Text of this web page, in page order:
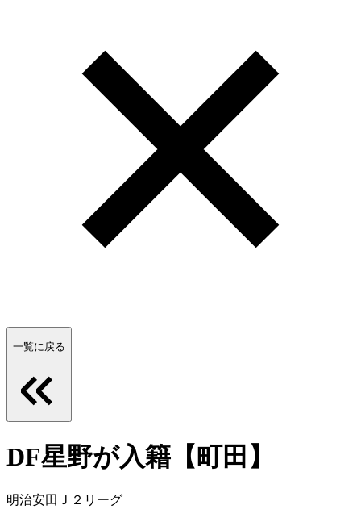
一覧に戻る
DF星野が入籍【町田】
明治安田Ｊ２リーグ